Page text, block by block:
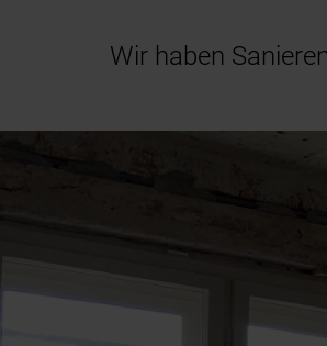
Wir haben